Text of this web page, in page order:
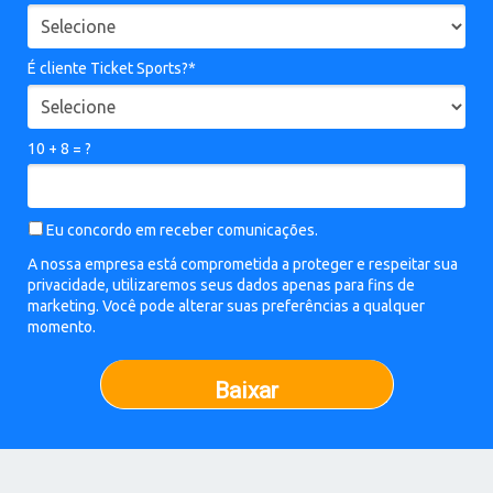
É cliente Ticket Sports?*
10 + 8 = ?
Eu concordo em receber comunicações.
A nossa empresa está comprometida a proteger e respeitar sua
privacidade, utilizaremos seus dados apenas para fins de
marketing. Você pode alterar suas preferências a qualquer
momento.
Baixar